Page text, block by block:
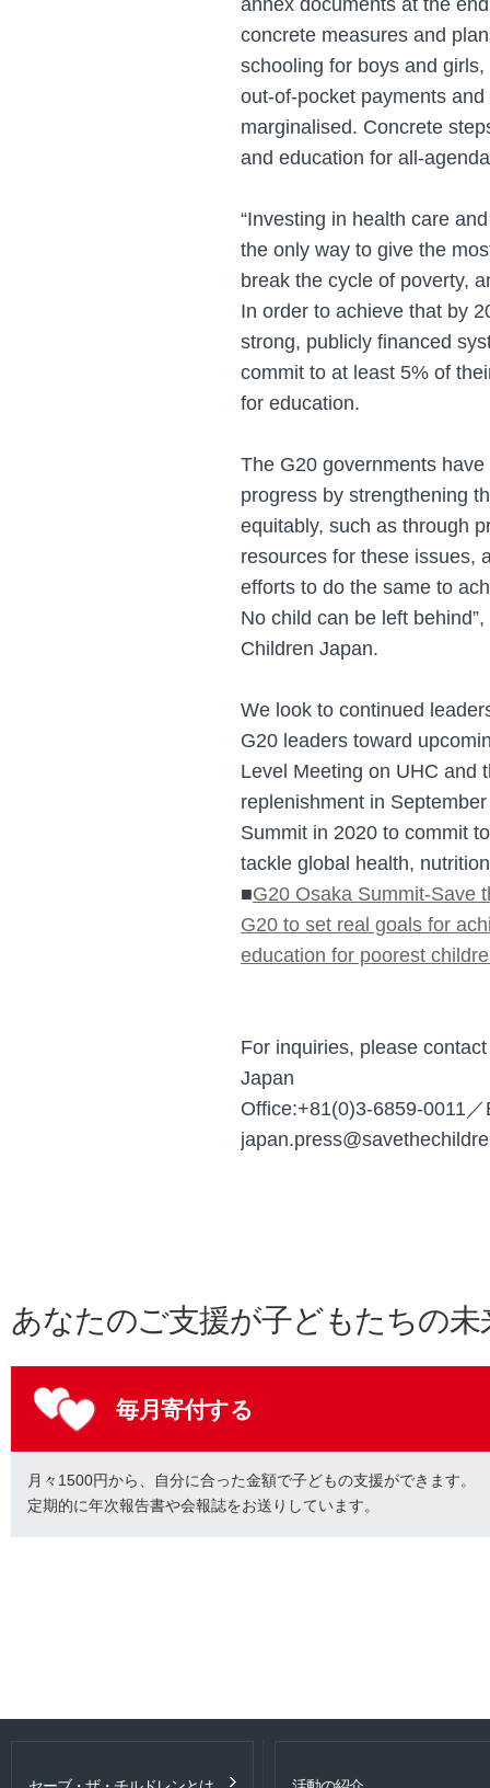
annex documents at the
concrete measures and
schooling for boys and
out-of-pocket payments
marginalised. Concrete
and education for all-
“Investing in health care
the only way to give the
break the cycle of poverty,
In order to achieve that by
strong, publicly financed
commit to at least 5% of
for education.
The G20 governments
progress by strengthening
equitably, such as through
resources for these issues,
efforts to do the same to
No child can be left
Children Japan.
We look to continued
G20 leaders toward
Level Meeting on UHC and
replenishment in
Summit in 2020 to commit
tackle global health,
■G20 Osaka Summit-Save
G20 to set real goals for
education for poorest
For inquiries, please
Japan
Office:+81(0)3-6859-0011
あなたのご支援が子どもたちの
毎月寄付する
月々1500円から、自分に合った金額で子どもの支援ができます。
定期的に年次報告書や会報誌をお送りしています。